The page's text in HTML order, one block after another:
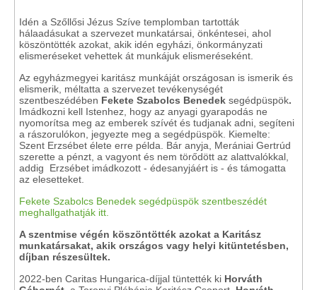
Idén a Szőllősi Jézus Szíve templomban tartották
hálaadásukat a szervezet munkatársai, önkéntesei, ahol
köszöntötték azokat, akik idén egyházi, önkormányzati
elismeréseket vehettek át munkájuk elismeréseként.
Az egyházmegyei karitász munkáját országosan is ismerik és
elismerik, méltatta a szervezet tevékenységét
szentbeszédében Fekete Szabolcs Benedek segédpüspök.
Imádkozni kell Istenhez, hogy az anyagi gyarapodás ne
nyomorítsa meg az emberek szívét és tudjanak adni, segíteni
a rászorulókon, jegyezte meg a segédpüspök. Kiemelte:
Szent Erzsébet élete erre példa. Bár anyja, Merániai Gertrúd
szerette a pénzt, a vagyont és nem törődött az alattvalókkal,
addig Erzsébet imádkozott - édesanyjáért is - és támogatta
az elesetteket.
Fekete Szabolcs Benedek segédpüspök szentbeszédét
meghallgathatják itt.
A szentmise végén köszöntötték azokat a Karitász
munkatársakat, akik országos vagy helyi kitüntetésben,
díjban részesültek.
2022-ben Caritas Hungarica-díjjal tüntették ki Horváth